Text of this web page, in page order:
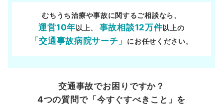
むちうち治療や事故に関するご相談なら、
運営10年以上、 事故相談12万件以上の
「交通事故病院サーチ」 にお任せください。
交通事故でお困りですか？
4つの質問で「今すぐすべきこと」を